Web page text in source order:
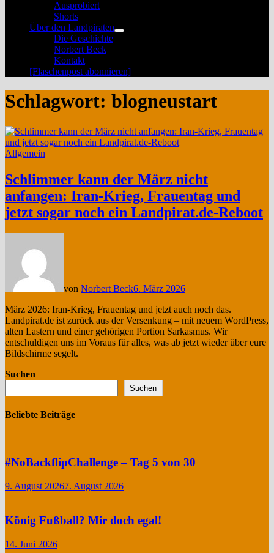
Ausprobiert
Shorts
Über den Landpiraten
Untermenü
Die Geschichte
Norbert Beck
Kontakt
[Flaschenpost abonnieren]
Schlagwort: blogneustart
Allgemein
Schlimmer kann der März nicht
anfangen: Iran-Krieg, Frauentag und
jetzt sogar noch ein Landpirat.de-Reboot
von Norbert Beck6. März 2026
März 2026: Iran-Krieg, Frauentag und jetzt auch noch das.
Landpirat.de ist zurück aus der Versenkung – mit neuem WordPress,
alten Lastern und einer gehörigen Portion Sarkasmus. Wir
entschuldigen uns im Voraus für alles, was ab jetzt wieder über eure
Bildschirme segelt.
Suchen
Suchen
Beliebte Beiträge
#NoBackflipChallenge – Tag 5 von 30
9. August 20267. August 2026
König Fußball? Mir doch egal!
14. Juni 2026